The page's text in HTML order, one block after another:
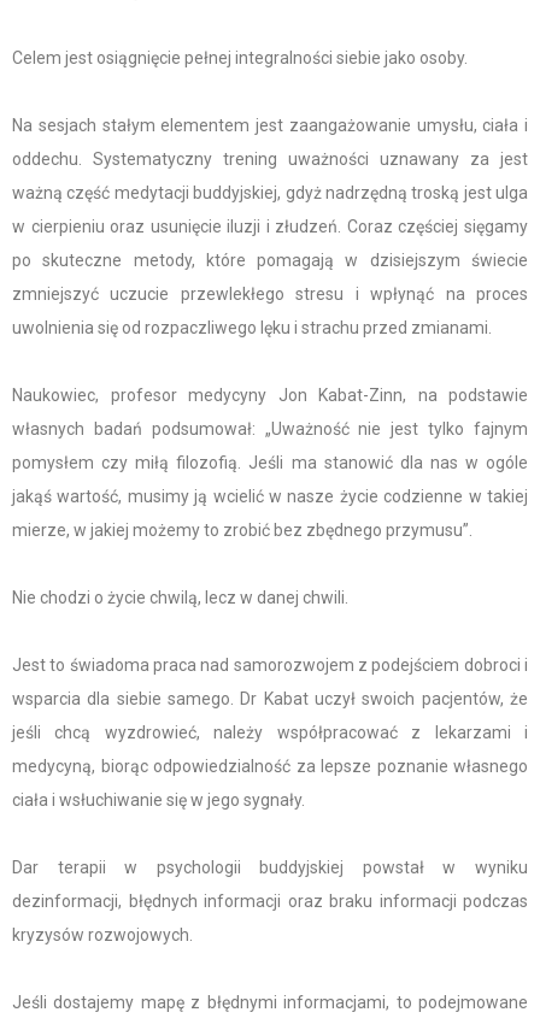
Celem jest osiągnięcie pełnej integralności siebie jako osoby.
Na sesjach stałym elementem jest zaangażowanie umysłu, ciała i
oddechu. Systematyczny trening uważności uznawany za jest
ważną część medytacji buddyjskiej, gdyż nadrzędną troską jest ulga
w cierpieniu oraz usunięcie iluzji i złudzeń. Coraz częściej sięgamy
po skuteczne metody, które pomagają w dzisiejszym świecie
zmniejszyć uczucie przewlekłego stresu i wpłynąć na proces
uwolnienia się od rozpaczliwego lęku i strachu przed zmianami.
Naukowiec, profesor medycyny Jon Kabat-Zinn, na podstawie
własnych badań podsumował: „Uważność nie jest tylko fajnym
pomysłem czy miłą filozofią. Jeśli ma stanowić dla nas w ogóle
jakąś wartość, musimy ją wcielić w nasze życie codzienne w takiej
mierze, w jakiej możemy to zrobić bez zbędnego przymusu”.
Nie chodzi o życie chwilą, lecz w danej chwili.
Jest to świadoma praca nad samorozwojem z podejściem dobroci i
wsparcia dla siebie samego. Dr Kabat uczył swoich pacjentów, że
jeśli chcą wyzdrowieć, należy współpracować z lekarzami i
medycyną, biorąc odpowiedzialność za lepsze poznanie własnego
ciała i wsłuchiwanie się w jego sygnały.
Dar terapii w psychologii buddyjskiej powstał w wyniku
dezinformacji, błędnych informacji oraz braku informacji podczas
kryzysów rozwojowych.
Jeśli dostajemy mapę z błędnymi informacjami, to podejmowane